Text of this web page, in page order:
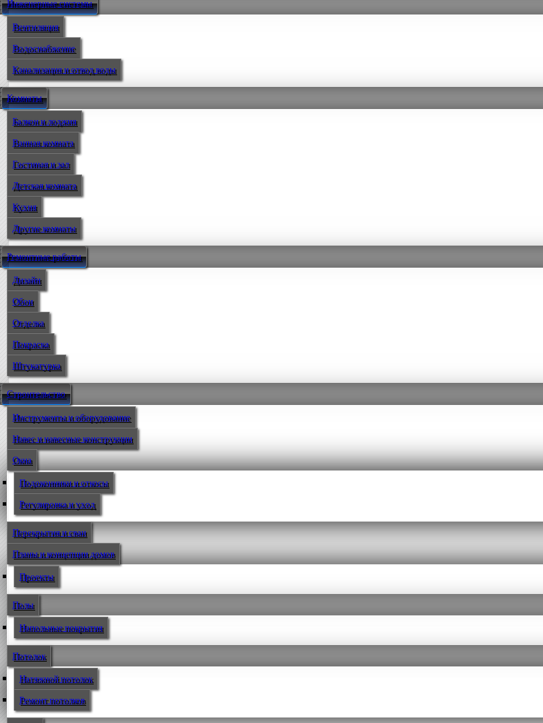
Инженерные системы
Вентиляция
Водоснабжение
Канализация и отвод воды
Комнаты
Балкон и лоджия
Ванная комната
Гостиная и зал
Детская комната
Кухня
Другие комнаты
Ремонтные работы
Дизайн
Обои
Отделка
Покраска
Штукатурка
Строительство
Инструменты и оборудование
Навес и навесные конструкции
Окна
Подоконники и откосы
Регулировка и уход
Перекрытия и сваи
Планы и концепции домов
Проекты
Полы
Напольные покрытия
Потолок
Натяжной потолок
Ремонт потолков